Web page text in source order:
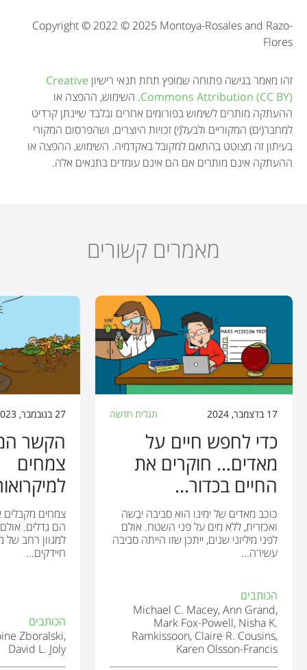
Copyright © 2022 © 2025 Montoya-Rosales and Razo-
Flores
זהו מאמר בגישה פתוחה שמופץ תחת תנאי רישיון Creative
Commons Attribution (CC BY). השימוש, ההפצה או
ההעתקה מותרים לשימוש בפורומים אחרים ובלבד שיינתן קרדיט
למחבר(ים) המקוריים ולבעל(י) זכויות היוצרים, ושהפרסום המקורי
בעיתון זה מצוטט בהתאם למקובל באקדמיה. השימוש, ההפצה או
ההעתקה אינם מותרים אם הם אינם עומדים בתנאים אלה.
מאמרים קשורים
17 בדצמבר, 2024 תגלית חדשה
כדי לחפש חיים על
מאדים... חוקרים את
החיים בכדור...
כוכב מאדים של ימינו הוא סביבה יבֵשה
ואכזרית, ללא מים על פני השטח. אולם
לפני מיליוני שנים, ייתכן שזו הייתה סביבה
עשירה...
הכותבים
Michael C. Macey, Ann Grand,
Mark Fox-Powell, Nisha K.
Ramkissoon, Claire R. Cousins,
Karen Olsson-Francis
27 בנובמבר, 2023
הקשר
צמחים
צמחים
הם גדלים. אולם
למגוון רחב של
חיידקים...
הכותבים
Zboralski,
David L. Joly